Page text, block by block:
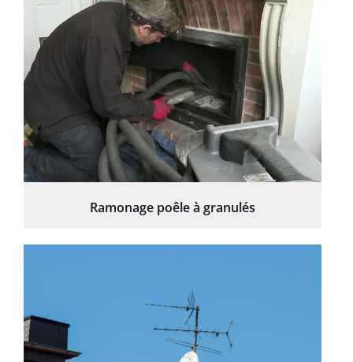
Ramonage poêle à granulés